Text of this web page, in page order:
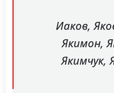
Иаков,
Якимон,
Якимчук,